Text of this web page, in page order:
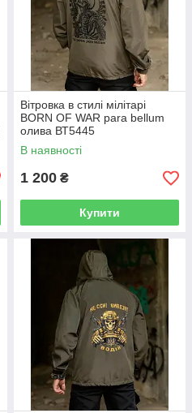
Вітровка в стилі мілітарі
BORN OF WAR para bellum
олива ВТ5445
В наявності
1 200 ₴
Купити